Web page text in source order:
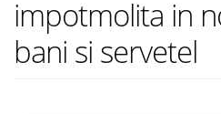
impotmolita in
bani si servetel